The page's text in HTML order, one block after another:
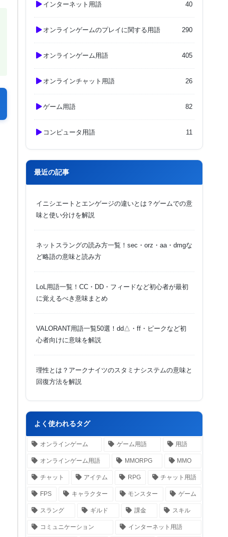
インターネット用語 40
オンラインゲームのプレイに関する用語 290
オンラインゲーム用語 405
オンラインチャット用語 26
ゲーム用語 82
コンピュータ用語 11
最近の記事
イニシエートとエンゲージの違いとは？ゲームでの意
味と使い分けを解説
ネットスラングの読み方一覧！sec・orz・aa・dmgな
ど略語の意味と読み方
LoL用語一覧！CC・DD・フィードなど初心者が最初
に覚えるべき意味まとめ
VALORANT用語一覧50選！dd△・ff・ピークなど初
心者向けに意味を解説
理性とは？アークナイツのスタミナシステムの意味と
回復方法を解説
よく使われるタグ
オンラインゲーム ゲーム用語 用語
オンラインゲーム用語 MMORPG MMO
チャット アイテム RPG チャット用語
FPS キャラクター モンスター ゲーム
スラング ギルド 課金 スキル
コミュニケーション インターネット用語